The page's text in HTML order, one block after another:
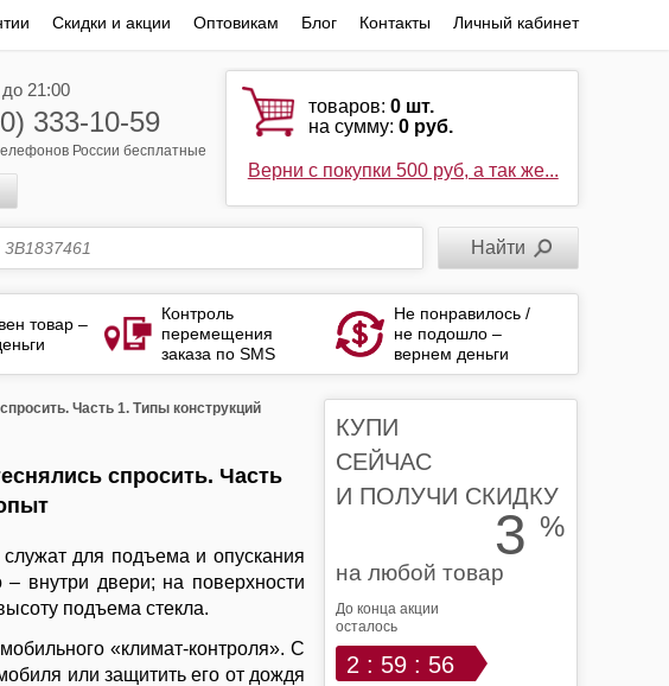
Скидки и акции Оптовикам Блог Контакты Личный кабинет
21:00
333-10-59
России бесплатные
товаров:0 шт.
на сумму:0 руб.
Верни с покупки 500 руб, а так же...
товар –
Контроль
перемещения
заказа по SMS
Не понравилось /
не подошло –
вернем деньги
Часть 1. Типы конструкций
спросить. Часть
для подъема и опускания
внутри двери; на поверхности
подъема стекла.
«климат-контроля». С
или защитить его от дождя
КУПИ
СЕЙЧАС
И ПОЛУЧИ СКИДКУ
3 %
на любой товар
До конца акции
осталось
2 : 59 : 55